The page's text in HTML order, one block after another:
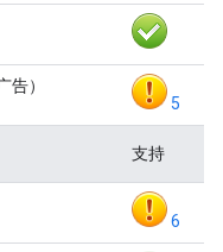
）
5
支持
6